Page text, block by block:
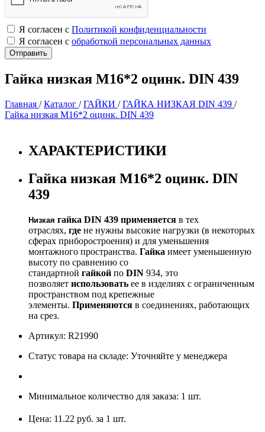
Я согласен с Политикой конфиденциальности
Я согласен с обработкой персональных данных
Гайка низкая М16*2 оцинк. DIN 439
Главная /Каталог /ГАЙКИ /ГАЙКА НИЗКАЯ DIN 439 /
Гайка низкая М16*2 оцинк. DIN 439
ХАРАКТЕРИСТИКИ
Гайка низкая М16*2 оцинк. DIN
439
Низкая гайка DIN 439 применяется в тех
отраслях, где не нужны высокие нагрузки (в некоторых
сферах приборостроения) и для уменьшения
монтажного пространства. Гайка имеет уменьшенную
высоту по сравнению со
стандартной гайкой по DIN 934, это
позволяет использовать ее в изделиях с ограниченным
пространством под крепежные
элементы. Применяются в соединениях, работающих
на срез.
Артикул: R21990
Статус товара на складе: Уточняйте у менеджера
Минимальное количество для заказа: 1 шт.
Цена: 11.22 руб. за 1 шт.